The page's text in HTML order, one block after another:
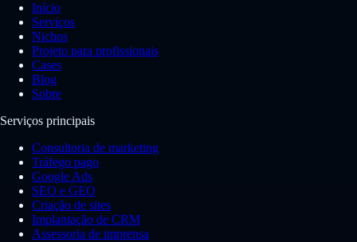
Início
Serviços
Nichos
Projeto para profissionais
Cases
Blog
Sobre
Serviços principais
Consultoria de marketing
Tráfego pago
Google Ads
SEO e GEO
Criação de sites
Implantação de CRM
Assessoria de imprensa